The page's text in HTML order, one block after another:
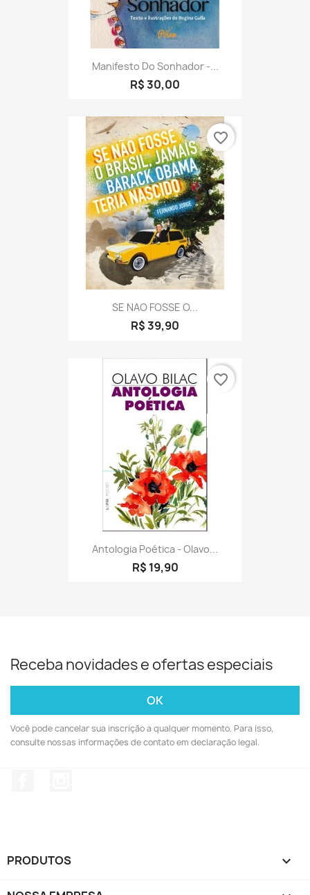
Manifesto Do Sonhador -...
R$ 30,00
SE NAO FOSSE O...
R$ 39,90
favorite_border
Antologia Poética - Olavo...
R$ 19,90
favorite_border
Receba novidades e ofertas especiais
Você pode cancelar sua inscrição a qualquer momento. Para isso,
consulte nossas informações de contato em declaração legal.
PRODUTOS 